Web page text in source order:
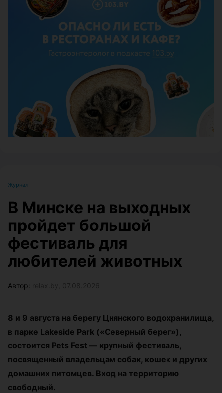
Журнал
В Минске на выходных
пройдет большой
фестиваль для
любителей животных
Автор:
8 и 9 августа на берегу Цнянского водохранилища,
в парке Lakeside Park («Северный берег»),
состоится Pets Fest — крупный фестиваль,
посвященный владельцам собак, кошек и других
домашних питомцев. Вход на территорию
свободный.